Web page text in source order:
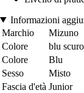
Informazioni
Marchio
Mizuno
Colore
blu scuro
Colore
Blu
Sesso
Misto
Fascia d'età Junior